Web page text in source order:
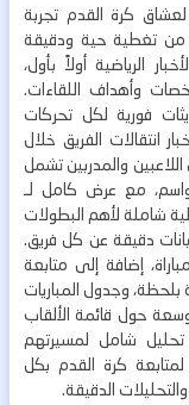
كرة القدم تجربة
من تغطية حية ودقيقة
الرياضية أولاً بأول،
وأهداف اللقاءات.
فورية لكل تحركات
انتقالات الفريق خلال
والمدربين تشمل
مع عرض كامل لـ
شاملة لأهم البطولات
دقيقة عن كل فريق.
إضافة إلى متابعة
بلحظة، وجدول المباريات
حول قائمة الألقاب
تحليل شامل لمسيرتهم
كرة القدم بكل
الدقيقة.